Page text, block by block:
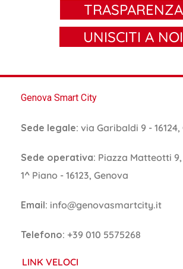
TRASPARENZA
UNISCITI A NOI
Genova Smart City
Sede legale: via Garibaldi 9 - 16124,
Sede operativa: Piazza Matteotti
1^ Piano - 16123, Genova
Email: info@genovasmartcity.it
Telefono: +39 010 5575268
LINK VELOCI